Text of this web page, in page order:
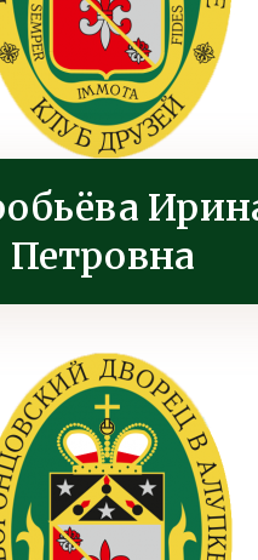
Петровна